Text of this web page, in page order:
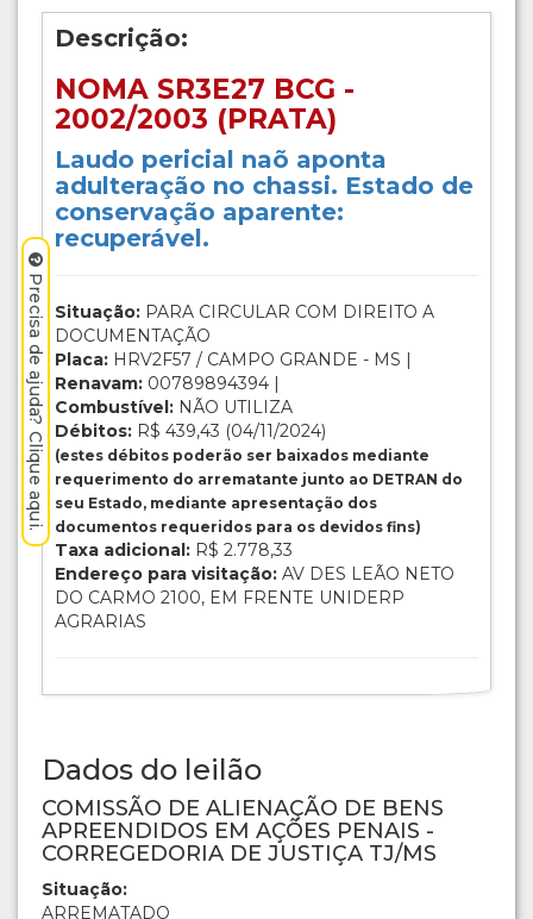
Descrição:
NOMA SR3E27 BCG -
2002/2003 (PRATA)
Laudo pericial naõ aponta
adulteração no chassi. Estado de
conservação aparente:
recuperável.
Situação: PARA CIRCULAR COM DIREITO A
DOCUMENTAÇÃO
Placa: HRV2F57 / CAMPO GRANDE - MS |
Renavam: 00789894394 |
Combustível: NÃO UTILIZA
Débitos: R$ 439,43 (04/11/2024)
(estes débitos poderão ser baixados mediante
requerimento do arrematante junto ao DETRAN do
seu Estado, mediante apresentação dos
documentos requeridos para os devidos fins)
Taxa adicional: R$ 2.778,33
Endereço para visitação: AV DES LEÃO NETO
DO CARMO 2100, EM FRENTE UNIDERP
AGRARIAS
Dados do leilão
COMISSÃO DE ALIENAÇÃO DE BENS
APREENDIDOS EM AÇÕES PENAIS -
CORREGEDORIA DE JUSTIÇA TJ/MS
Situação:
ARREMATADO
Precisa de ajuda? Clique aqui.